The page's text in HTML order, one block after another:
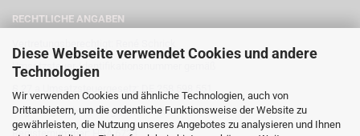
Diese Webseite verwendet Cookies und andere
Technologien
Wir verwenden Cookies und ähnliche Technologien, auch von
Drittanbietern, um die ordentliche Funktionsweise der Website zu
gewährleisten, die Nutzung unseres Angebotes zu analysieren und Ihnen
RECHTLICHE ANGABEN
Umsatzsteuer-Identifikationsnummer gemäß
§ 27 a Umsatzsteuergesetz: DE 258 598 551
Registergericht: Amtsgericht Neuss
Registernummer: HRA 6723